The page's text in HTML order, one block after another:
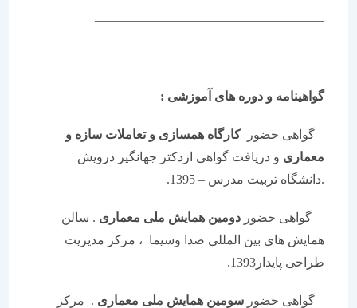
——————————————————
گواهینامه و دوره های آموزشی :
– گواهی حضورکارگاه همسازی و تعاملات سازه و
معماریو دریافت گواهی ازدکتر جهانگیر درویش
.دانشگاه تربیت مدرس – 1395.
– گواهی حضوردومین همایش ملی معماری. سالن
همایش های بین المللی صدا وسیما ، مرکز مدیریت
طراحی پایدار1393.
– گواهی حضورسومین همایش ملی معماری. مرکز